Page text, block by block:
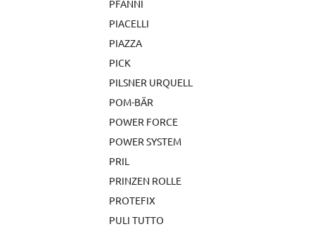
PFANNI
PIACELLI
PIAZZA
PICK
PILSNER URQUELL
POM-BÄR
POWER FORCE
POWER SYSTEM
PRIL
PRINZEN ROLLE
PROTEFIX
PULI TUTTO